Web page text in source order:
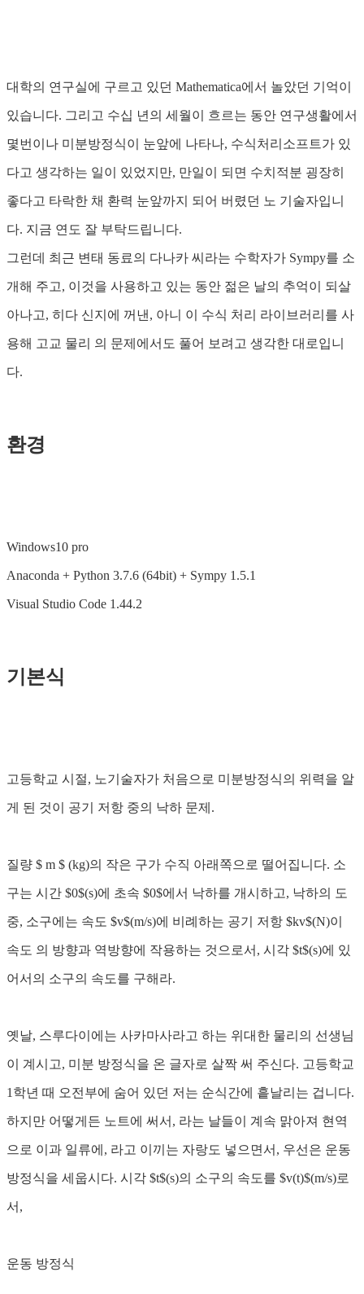
대학의 연구실에 구르고 있던 Mathematica에서 놀았던 기억이
있습니다. 그리고 수십 년의 세월이 흐르는 동안 연구생활에서
몇번이나 미분방정식이 눈앞에 나타나, 수식처리소프트가 있
다고 생각하는 일이 있었지만, 만일이 되면 수치적분 굉장히
좋다고 타락한 채 환력 눈앞까지 되어 버렸던 노 기술자입니
다. 지금 연도 잘 부탁드립니다.
그런데 최근 변태 동료의 다나카 씨라는 수학자가 Sympy를 소
개해 주고, 이것을 사용하고 있는 동안 젊은 날의 추억이 되살
아나고, 히다 신지에 꺼낸, 아니 이 수식 처리 라이브러리를 사
용해 고교 물리 의 문제에서도 풀어 보려고 생각한 대로입니
다.
환경
Windows10 pro
Anaconda + Python 3.7.6 (64bit) + Sympy 1.5.1
Visual Studio Code 1.44.2
기본식
고등학교 시절, 노기술자가 처음으로 미분방정식의 위력을 알
게 된 것이 공기 저항 중의 낙하 문제.
질량 $ m $ (kg)의 작은 구가 수직 아래쪽으로 떨어집니다. 소
구는 시간 $0$(s)에 초속 $0$에서 낙하를 개시하고, 낙하의 도
중, 소구에는 속도 $v$(m/s)에 비례하는 공기 저항 $kv$(N)이
속도 의 방향과 역방향에 작용하는 것으로서, 시각 $t$(s)에 있
어서의 소구의 속도를 구해라.
옛날, 스루다이에는 사카마사라고 하는 위대한 물리의 선생님
이 계시고, 미분 방정식을 온 글자로 살짝 써 주신다. 고등학교
1학년 때 오전부에 숨어 있던 저는 순식간에 흩날리는 겁니다.
하지만 어떻게든 노트에 써서, 라는 날들이 계속 맑아져 현역
으로 이과 일류에, 라고 이끼는 자랑도 넣으면서, 우선은 운동
방정식을 세웁시다. 시각 $t$(s)의 소구의 속도를 $v(t)$(m/s)로
서,
운동 방정식